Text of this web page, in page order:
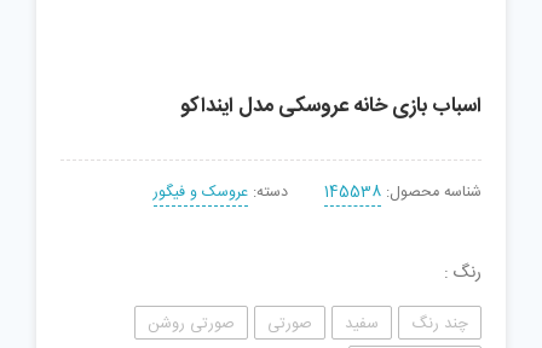
اسباب بازی خانه عروسکی مدل اینداکو
شناسه محصول: 145538 دسته: عروسک و فیگور
رنگ
چند رنگ سفید صورتی
صورتی روشن